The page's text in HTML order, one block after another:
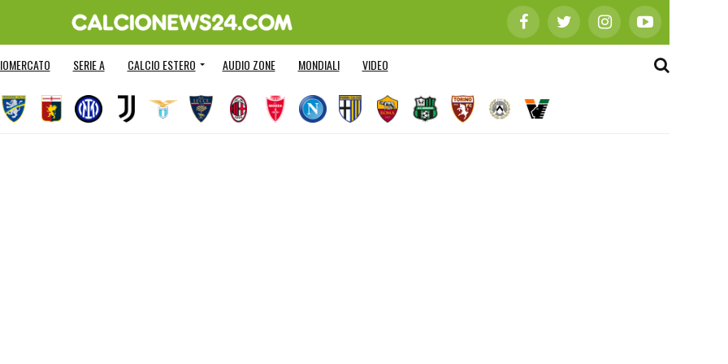
SERIE A CALCIO ESTERO AUDIO ZONE MONDIALI VIDEO